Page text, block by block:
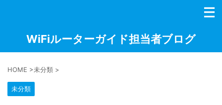
WiFiルーターガイド担当者ブログ
HOME >未分類 >
未分類